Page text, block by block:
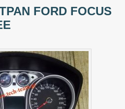
FORD FOCUS